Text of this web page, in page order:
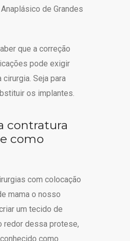
de Grandes
que a correção
pode exigir
cirurgia. Seja para
os implantes.
contratura
como
com colocação
mama o nosso
um tecido de
redor dessa protese,
como